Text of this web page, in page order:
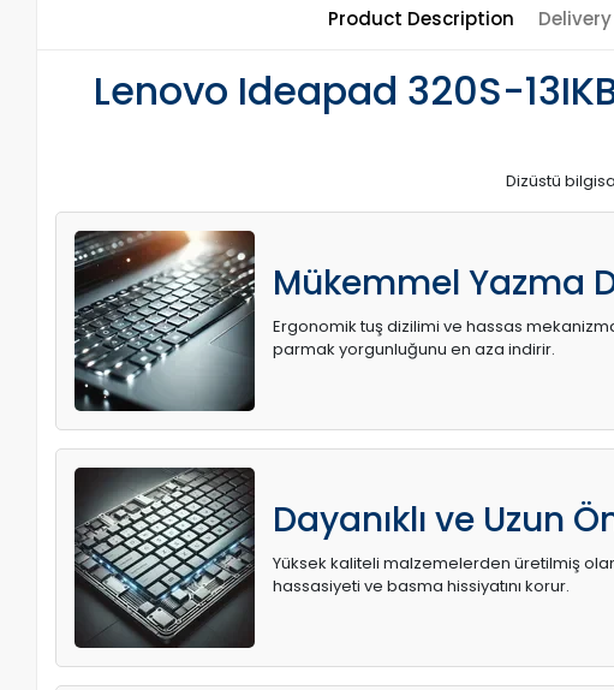
Product Description
Lenovo Ideapad 320S-
Dizüstü
Mükemmel Yazma
Ergonomik tuş dizilimi ve hassas
parmak yorgunluğunu en aza indirir.
Dayanıklı ve Uzun
Yüksek kaliteli malzemelerden üretilmiş olan
hassasiyeti ve basma hissiyatını korur.